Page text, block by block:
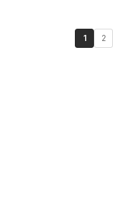
1 2